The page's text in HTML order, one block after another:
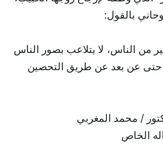
بالقول:
من الناس، لا يتلاعب بصور الناس
حتى عن بعد عن طريق التحصين
/ محمد المغربي
الخاص